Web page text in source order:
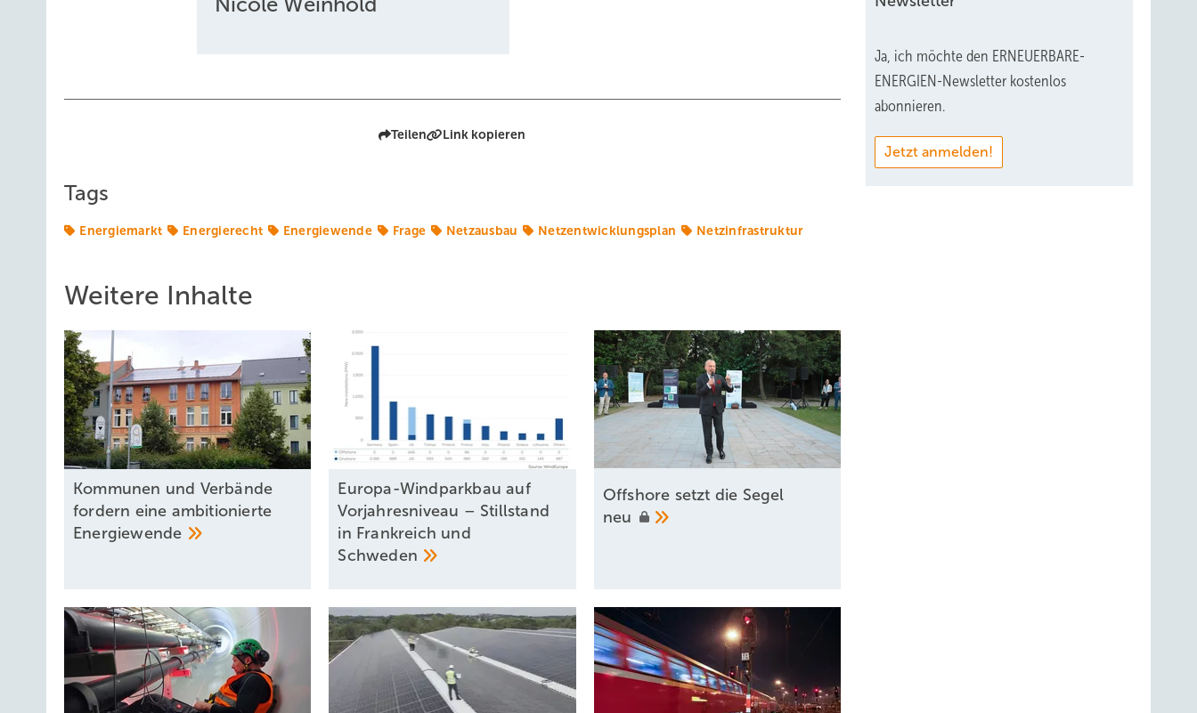
Teilen Link kopieren
Tags
Energiemarkt Energierecht Energiewende Frage Netzausbau Netzentwicklungsplan Netzinfrastruktur
Weitere Inhalte
Kommunen und Verbände
fordern eine ambitionierte
Energiewende
Europa-Windparkbau auf
Vorjahresniveau – Stillstand
in Frankreich und
Schweden
Offshore setzt die Segel
neu
Ja, ich möchte den ERNEUERBARE-
ENERGIEN-Newsletter kostenlos
abonnieren.
Jetzt anmelden!